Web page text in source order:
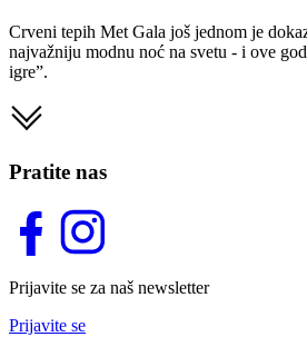
Crveni tepih Met Gala još jednom je
najvažniju modnu noć na svetu - i ove
igre”.
Pratite nas
Prijavite se za naš newsletter
Prijavite se